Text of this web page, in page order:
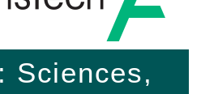
Sciences,